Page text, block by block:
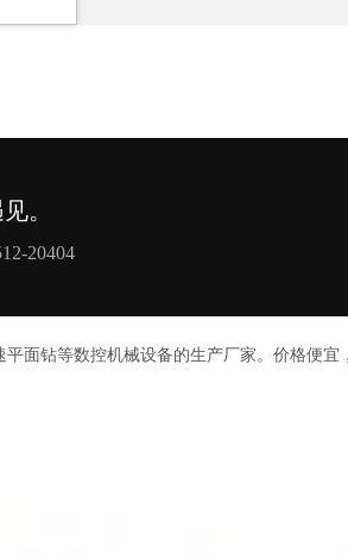
面钻等数控机械设备的生产厂家。价格便宜